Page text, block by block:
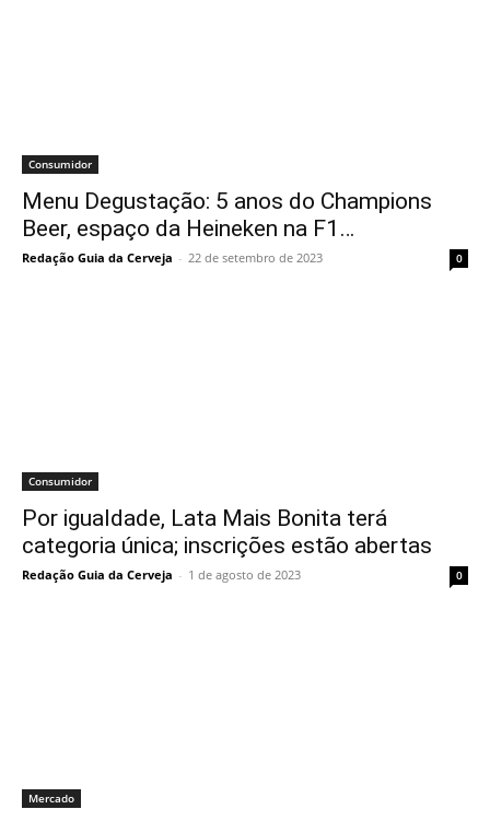
Consumidor
Menu Degustação: 5 anos do Champions
Beer, espaço da Heineken na F1…
Redação Guia da Cerveja - 22 de setembro de 2023 0
Consumidor
Por igualdade, Lata Mais Bonita terá
categoria única; inscrições estão abertas
Redação Guia da Cerveja - 1 de agosto de 2023 0
Mercado